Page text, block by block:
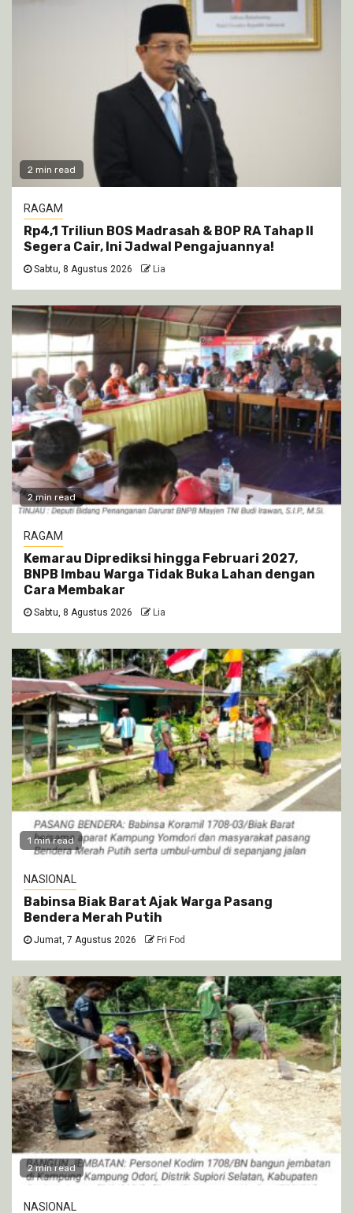
2 min read
RAGAM
Rp4,1 Triliun BOS Madrasah & BOP RA Tahap II
Segera Cair, Ini Jadwal Pengajuannya!
Sabtu, 8 Agustus 2026 Lia
2 min read
RAGAM
Kemarau Diprediksi hingga Februari 2027,
BNPB Imbau Warga Tidak Buka Lahan dengan
Cara Membakar
Sabtu, 8 Agustus 2026 Lia
1 min read
NASIONAL
Babinsa Biak Barat Ajak Warga Pasang
Bendera Merah Putih
Jumat, 7 Agustus 2026 Fri Fod
2 min read
NASIONAL